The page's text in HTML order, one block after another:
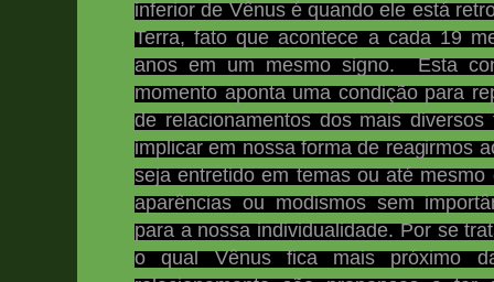
inferior de Vênus é quando ele está
Terra, fato que acontece a cada 19
anos em um mesmo signo. Esta
momento aponta uma condição para
de relacionamentos dos mais
implicar em nossa forma de reagirmos
seja entretido em temas ou até
aparências ou modismos sem
para a nossa individualidade.Por se
o qual Vênus fica mais próximo